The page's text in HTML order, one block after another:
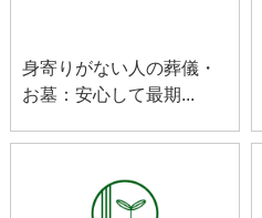
身寄りがない人の葬儀・
お墓：安心して最期...